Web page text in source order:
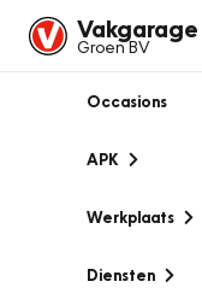
Vakgarage
Groen BV
Occasions
APK
Werkplaats
Diensten